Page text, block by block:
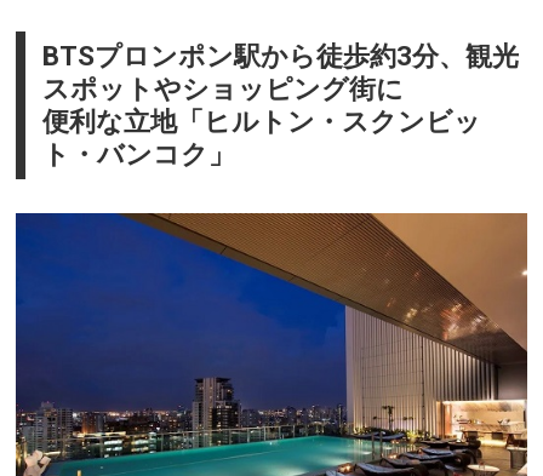
BTSプロンポン駅から徒歩約3分、観光
スポットやショッピング街に
便利な立地「ヒルトン・スクンビッ
ト・バンコク」